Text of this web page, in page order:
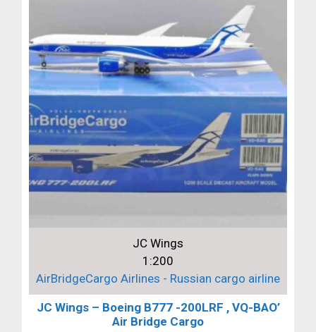
JC Wings
1:200
AirBridgeCargo Airlines - Russian cargo airline
JC Wings – Boeing B777 -200LRF , VQ-BAO’
Air Bridge Cargo